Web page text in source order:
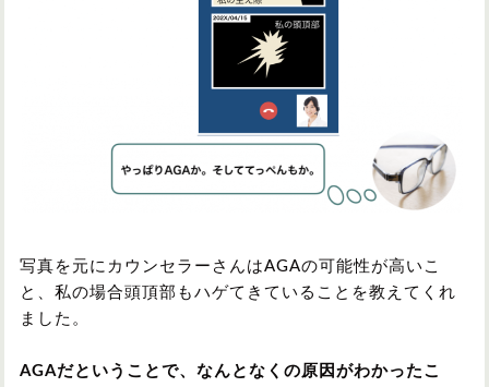
写真を元にカウンセラーさんはAGAの可能性が高いこ
と、私の場合頭頂部もハゲてきていることを教えてくれ
ました。
AGAだということで、なんとなくの原因がわかったこ